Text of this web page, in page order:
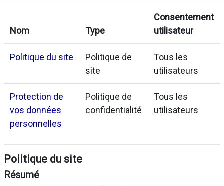
Nom Type
Consentement
utilisateur
Politique du site
Politique de
site
Tous les
utilisateurs
Protection de
vos données
personnelles
Politique de
confidentialité
Tous les
utilisateurs
Politique du site
Résumé